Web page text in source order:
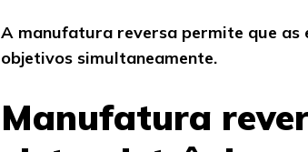
A manufatura reversa permite que as
objetivos simultaneamente.
Manufatura